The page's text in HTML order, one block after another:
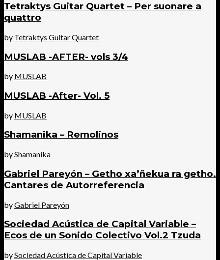
Tetraktys Guitar Quartet – Per suonare a
quattro
by Tetraktys Guitar Quartet
MUSLAB -AFTER- vols 3/4
by MUSLAB
MUSLAB -After- Vol. 5
by MUSLAB
Shamanika – Remolinos
byShamanika
Gabriel Pareyón – Getho xa’ñekua ra getho.
Cantares de Autorreferencia
byGabriel Pareyón
Sociedad Acústica de Capital Variable –
Ecos de un Sonido Colectivo Vol.2 Tzuda
bySociedad Acústica de Capital Variable